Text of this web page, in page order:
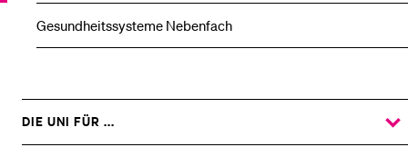
Gesundheitssysteme Nebenfach
DIE UNI FÜR ...
ZEIGE
DAS